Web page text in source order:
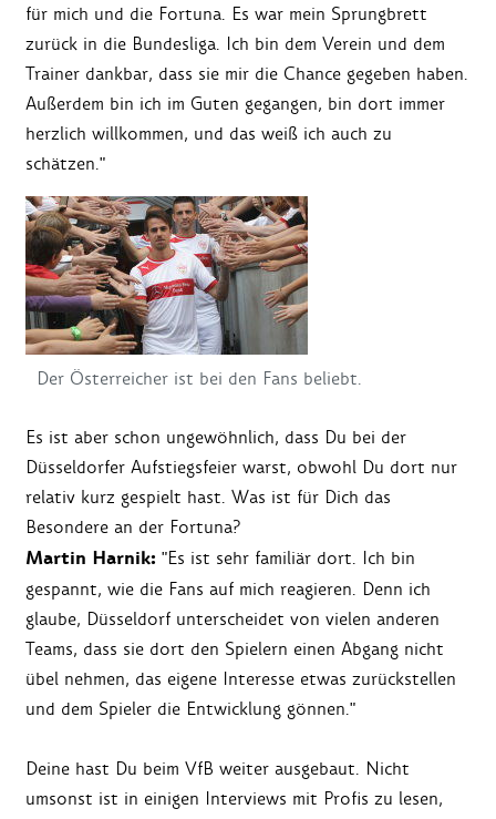
für mich und die Fortuna. Es war mein Sprungbrett
zurück in die Bundesliga. Ich bin dem Verein und dem
Trainer dankbar, dass sie mir die Chance gegeben haben.
Außerdem bin ich im Guten gegangen, bin dort immer
herzlich willkommen, und das weiß ich auch zu
schätzen."
Der Österreicher ist bei den Fans beliebt.
Es ist aber schon ungewöhnlich, dass Du bei der
Düsseldorfer Aufstiegsfeier warst, obwohl Du dort nur
relativ kurz gespielt hast. Was ist für Dich das
Besondere an der Fortuna?
Martin Harnik: "Es ist sehr familiär dort. Ich bin
gespannt, wie die Fans auf mich reagieren. Denn ich
glaube, Düsseldorf unterscheidet von vielen anderen
Teams, dass sie dort den Spielern einen Abgang nicht
übel nehmen, das eigene Interesse etwas zurückstellen
und dem Spieler die Entwicklung gönnen."
Deine hast Du beim VfB weiter ausgebaut. Nicht
umsonst ist in einigen Interviews mit Profis zu lesen,